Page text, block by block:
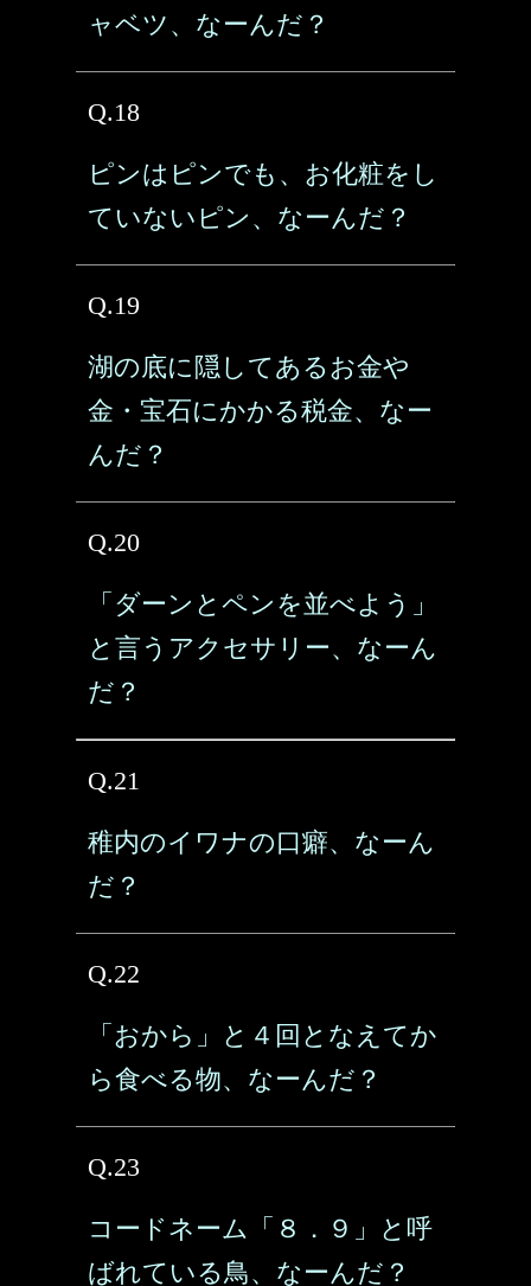
ャベツ、なーんだ？
Q.18
ピンはピンでも、お化粧をし
ていないピン、なーんだ？
Q.19
湖の底に隠してあるお金や
金・宝石にかかる税金、なー
んだ？
Q.20
「ダーンとペンを並べよう」
と言うアクセサリー、なーん
だ？
Q.21
稚内のイワナの口癖、なーん
だ？
Q.22
「おから」と４回となえてか
ら食べる物、なーんだ？
Q.23
コードネーム「８．９」と呼
ばれている鳥、なーんだ？